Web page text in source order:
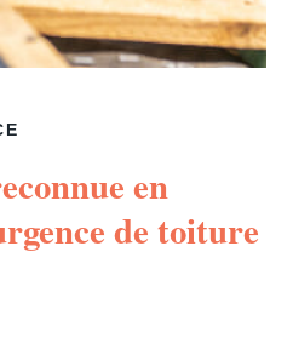
en
de toiture